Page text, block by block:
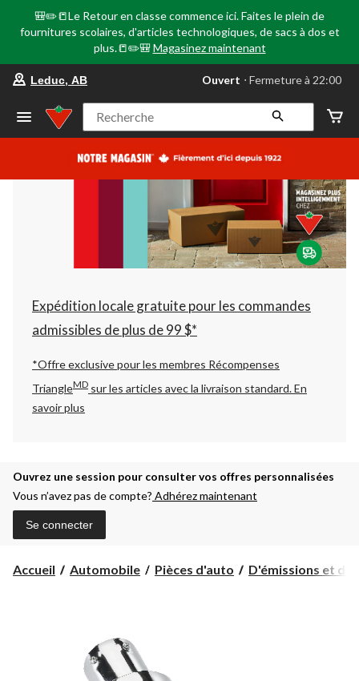
🎒✏️📒Le Retour en classe commence ici. Faites le plein de
fournitures scolaires, d'articles technologiques, de sacs à dos et
plus.📒✏️🎒 Magasinez maintenant
votre
préféré
Leduc,
AB,
courament
Fermeture
à
22:00
cliquer
pour
changer
Leduc, AB Ouvert ⋅ Fermeture à 22:00
Recherche
Expédition locale gratuite pour les commandes
admissibles de plus de 99 $*
*Offre exclusive pour les membres Récompenses
TriangleMD sur les articles avec la livraison standard.En
savoir plus
Ouvrez une session pour consulter vos offres personnalisées
Vous n’avez pas de compte? Adhérez maintenant
Se connecter
Accueil Automobile Pièces d'auto D'émissions et